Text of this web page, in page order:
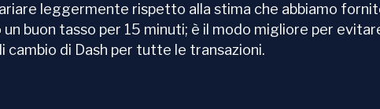
leggermente rispetto alla stima che abbiamo
un buon tasso per 15 minuti; è il modo migliore per
cambio di Dash per tutte le transazioni.